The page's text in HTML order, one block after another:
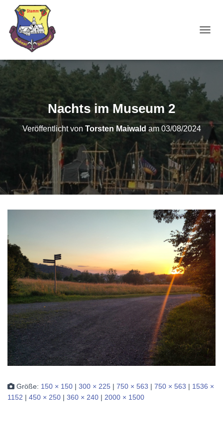
Nachts im Museum 2
Veröffentlicht von Torsten Maiwald am03/08/2024
Größe: 150 × 150 | 300 × 225 | 750 × 563 | 750 × 563 | 1536 ×
1152 | 450 × 250 | 360 × 240 | 2000 × 1500